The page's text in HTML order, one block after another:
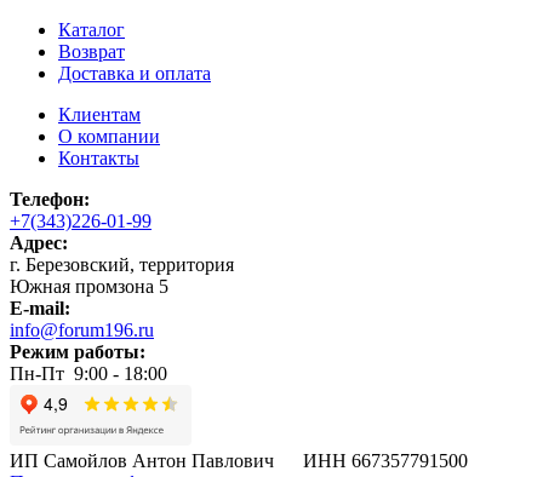
Каталог
Возврат
Доставка и оплата
Клиентам
О компании
Контакты
Телефон:
+7(343)226-01-99
Адрес:
г. Березовский, территория
Южная промзона 5
E-mail:
info@forum196.ru
Режим работы:
Пн-Пт 9:00 - 18:00
ИП Самойлов Антон Павлович ИНН 667357791500